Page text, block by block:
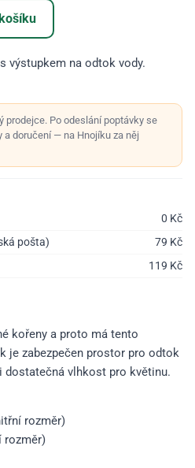
výstupkem na odtok vody.
prodejce. Po odeslání poptávky se
a doručení — na Hnojíku za něj
0 Kč
pošta)
79 Kč
119 Kč
kořeny a proto má tento
je zabezpečen prostor pro odtok
dostatečná vlhkost pro květinu.
rozměr)
rozměr)